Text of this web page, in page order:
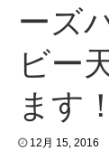
ーズ
ビー
ます！
12月 15, 2016